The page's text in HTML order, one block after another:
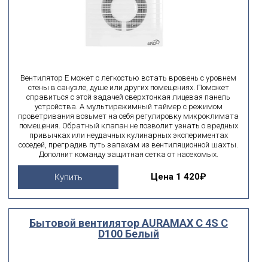
Вентилятор E может с легкостью встать вровень с уровнем
стены в санузле, душе или других помещениях. Поможет
справиться с этой задачей сверхтонкая лицевая панель
устройства. А мультирежимный таймер с режимом
проветривания возьмет на себя регулировку микроклимата
помещения. Обратный клапан не позволит узнать о вредных
привычках или неудачных кулинарных экспериментах
соседей, преградив путь запахам из вентиляционной шахты.
Дополнит команду защитная сетка от насекомых.
Купить Цена 1 420₽
Бытовой вентилятор AURAMAX C 4S C
D100 Белый